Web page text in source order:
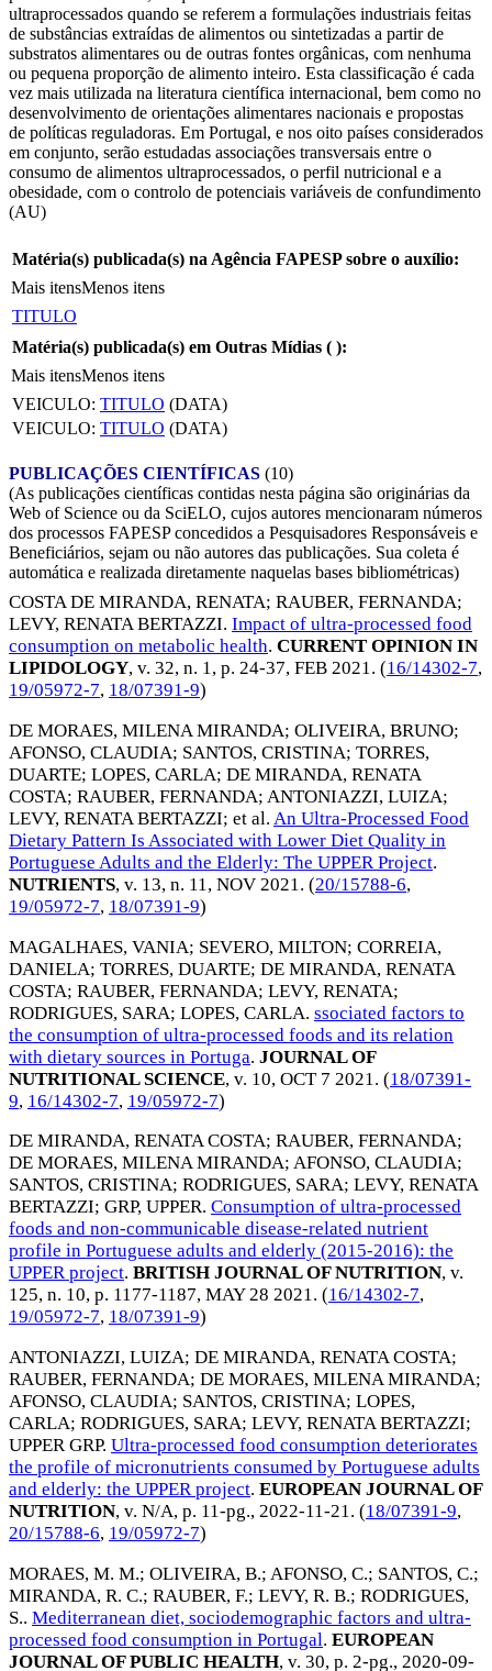
ultraprocessados quando se referem a formulações industriais feitas
de substâncias extraídas de alimentos ou sintetizadas a partir de
substratos alimentares ou de outras fontes orgânicas, com nenhuma
ou pequena proporção de alimento inteiro. Esta classificação é cada
vez mais utilizada na literatura científica internacional, bem como no
desenvolvimento de orientações alimentares nacionais e propostas
de políticas reguladoras. Em Portugal, e nos oito países considerados
em conjunto, serão estudadas associações transversais entre o
consumo de alimentos ultraprocessados, o perfil nutricional e a
obesidade, com o controlo de potenciais variáveis de confundimento
(AU)
Matéria(s) publicada(s) na Agência FAPESP sobre o auxílio:
Mais itensMenos itens
TITULO
Matéria(s) publicada(s) em Outras Mídias ( ):
Mais itensMenos itens
VEICULO: TITULO (DATA)
VEICULO: TITULO (DATA)
PUBLICAÇÕES CIENTÍFICAS (10)
(As publicações científicas contidas nesta página são originárias da
Web of Science ou da SciELO, cujos autores mencionaram números
dos processos FAPESP concedidos a Pesquisadores Responsáveis e
Beneficiários, sejam ou não autores das publicações. Sua coleta é
automática e realizada diretamente naquelas bases bibliométricas)
COSTA DE MIRANDA, RENATA; RAUBER, FERNANDA;
LEVY, RENATA BERTAZZI. Impact of ultra-processed food
consumption on metabolic health. CURRENT OPINION IN
LIPIDOLOGY, v. 32, n. 1, p. 24-37, FEB 2021. (16/14302-7,
19/05972-7, 18/07391-9)
DE MORAES, MILENA MIRANDA; OLIVEIRA, BRUNO;
AFONSO, CLAUDIA; SANTOS, CRISTINA; TORRES,
DUARTE; LOPES, CARLA; DE MIRANDA, RENATA
COSTA; RAUBER, FERNANDA; ANTONIAZZI, LUIZA;
LEVY, RENATA BERTAZZI; et al. An Ultra-Processed Food
Dietary Pattern Is Associated with Lower Diet Quality in
Portuguese Adults and the Elderly: The UPPER Project.
NUTRIENTS, v. 13, n. 11, NOV 2021. (20/15788-6,
19/05972-7, 18/07391-9)
MAGALHAES, VANIA; SEVERO, MILTON; CORREIA,
DANIELA; TORRES, DUARTE; DE MIRANDA, RENATA
COSTA; RAUBER, FERNANDA; LEVY, RENATA;
RODRIGUES, SARA; LOPES, CARLA. ssociated factors to
the consumption of ultra-processed foods and its relation
with dietary sources in Portuga. JOURNAL OF
NUTRITIONAL SCIENCE, v. 10, OCT 7 2021 . (18/07391-
9, 16/14302-7, 19/05972-7)
DE MIRANDA, RENATA COSTA; RAUBER, FERNANDA;
DE MORAES, MILENA MIRANDA; AFONSO, CLAUDIA;
SANTOS, CRISTINA; RODRIGUES, SARA; LEVY, RENATA
BERTAZZI; GRP, UPPER. Consumption of ultra-processed
foods and non-communicable disease-related nutrient
profile in Portuguese adults and elderly (2015-2016): the
UPPER project. BRITISH JOURNAL OF NUTRITION, v.
125, n. 10, p. 1177-1187, MAY 28 2021. (16/14302-7,
19/05972-7, 18/07391-9)
ANTONIAZZI, LUIZA; DE MIRANDA, RENATA COSTA;
RAUBER, FERNANDA; DE MORAES, MILENA MIRANDA;
AFONSO, CLAUDIA; SANTOS, CRISTINA; LOPES,
CARLA; RODRIGUES, SARA; LEVY, RENATA BERTAZZI;
UPPER GRP. Ultra-processed food consumption deteriorates
the profile of micronutrients consumed by Portuguese adults
and elderly: the UPPER project. EUROPEAN JOURNAL OF
NUTRITION, v. N/A, p. 11-pg., 2022-11-21. (18/07391-9,
20/15788-6, 19/05972-7)
MORAES, M. M.; OLIVEIRA, B.; AFONSO, C.; SANTOS, C.;
MIRANDA, R. C.; RAUBER, F.; LEVY, R. B.; RODRIGUES,
S.. Mediterranean diet, sociodemographic factors and ultra-
processed food consumption in Portugal. EUROPEAN
JOURNAL OF PUBLIC HEALTH, v. 30, p. 2-pg., 2020-09-